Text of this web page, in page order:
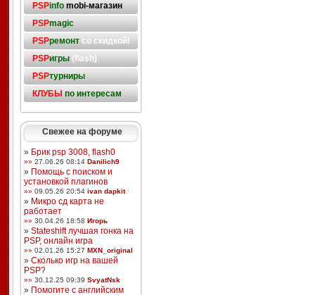
PSPinfo mobi-магазин
PSPmagic
PSPремонтсо скидкой!
PSPигры(flash)
PSPтурниры
КЛУБЫ по интересам
Свежее на форуме
» Брик psp 3008, flash0
»» 27.06.26 08:14 Danilich9
» Помощь с поиском и
установкой плагинов
»» 09.05.26 20:54 ivan dapkit
» Микро сд карта не
работает
»» 30.04.26 18:58 Игорь
» Stateshift лучшая гонка на
PSP, онлайн игра
»» 02.01.26 15:27 MXN_original
» Сколько игр на вашей
PSP?
»» 30.12.25 09:39 SvyatNsk
» Помогите с английским